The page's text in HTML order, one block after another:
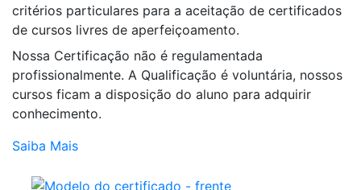
critérios particulares para a aceitação de certificados
de cursos livres de aperfeiçoamento.
Nossa Certificação não é regulamentada
profissionalmente. A Qualificação é voluntária, nossos
cursos ficam a disposição do aluno para adquirir
conhecimento.
Saiba Mais